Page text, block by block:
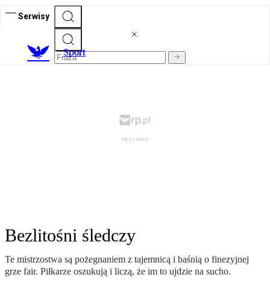
Serwisy
Sport
Bezlitośni śledczy
Te mistrzostwa są pożegnaniem z tajemnicą i baśnią o finezyjnej
grze fair. Piłkarze oszukują i liczą, że im to ujdzie na sucho.